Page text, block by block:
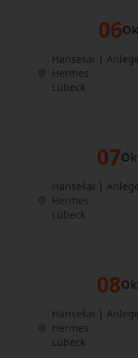
06
Hansekai |
Hermes
Lübeck
07
Hansekai |
Hermes
Lübeck
08
Hansekai |
Hermes
Lübeck